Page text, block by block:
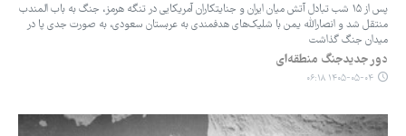
پس از ۱۵ شب تبادل آتش میان ایران و جنایتکاران آمریکایی در تنگه هرمز، جنگ به باب المندب
منتقل شد و انصارالله یمن با شلیک‌های هدفمندی به عربستان سعودی، به صورت جدی پا در
میدان جنگ گذاشت
دور جدیدجنگ منطقه‌ای
۱۴۰۵-۰۵-۰۴ ۰۶:۱۸